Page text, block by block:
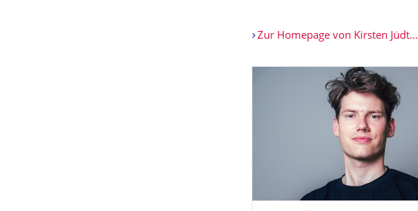
Zur Homepage von Kirsten Jüdt...